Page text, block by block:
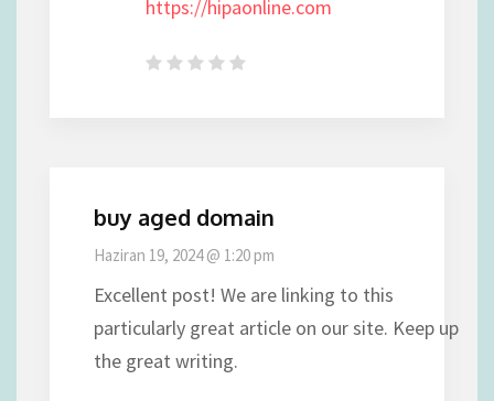
https://hipaonline.com
buy aged domain
Haziran 19, 2024 @ 1:20 pm
Excellent post! We are linking to this
particularly great article on our site. Keep up
the great writing.